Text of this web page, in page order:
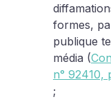
formes,
publique
média (
n° 92410,
;